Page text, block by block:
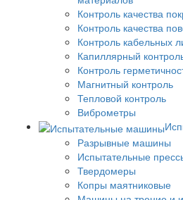
Контроль качества
Контроль качества
Контроль кабельных
Капиллярный
Контроль
Магнитный контроль
Тепловой контроль
Виброметры
Разрывные машины
Испытательные
Твердомеры
Копры маятниковые